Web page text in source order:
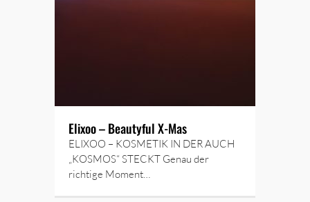
Elixoo – Beautyful X-Mas
ELIXOO – KOSMETIK IN DER AUCH
„KOSMOS“ STECKT Genau der
richtige Moment…